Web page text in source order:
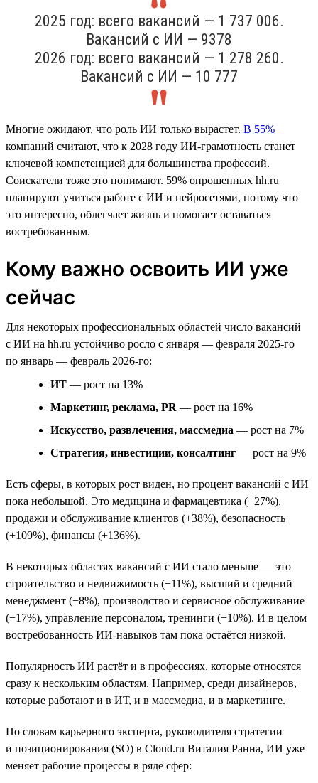
2025 год: всего вакансий — 1 737 006.
Вакансий с ИИ — 9378
2026 год: всего вакансий — 1 278 260.
Вакансий с ИИ — 10 777
Многие ожидают, что роль ИИ только вырастет. В 55%
компаний считают, что к 2028 году ИИ-грамотность станет
ключевой компетенцией для большинства профессий.
Соискатели тоже это понимают. 59% опрошенных hh.ru
планируют учиться работе с ИИ и нейросетями, потому что
это интересно, облегчает жизнь и помогает оставаться
востребованным.
Кому важно освоить ИИ уже
сейчас
Для некоторых профессиональных областей число вакансий
с ИИ на hh.ru устойчиво росло с января — февраля 2025-го
по январь — февраль 2026-го:
ИТ — рост на 13%
Маркетинг, реклама, PR — рост на 16%
Искусство, развлечения, массмедиа — рост на 7%
Стратегия, инвестиции, консалтинг — рост на 9%
Есть сферы, в которых рост виден, но процент вакансий с ИИ
пока небольшой. Это медицина и фармацевтика (+27%),
продажи и обслуживание клиентов (+38%), безопасность
(+109%), финансы (+136%).
В некоторых областях вакансий с ИИ стало меньше — это
строительство и недвижимость (−11%), высший и средний
менеджмент (−8%), производство и сервисное обслуживание
(−17%), управление персоналом, тренинги (−10%). И в целом
востребованность ИИ-навыков там пока остаётся низкой.
Популярность ИИ растёт и в профессиях, которые относятся
сразу к нескольким областям. Например, среди дизайнеров,
которые работают и в ИТ, и в массмедиа, и в маркетинге.
По словам карьерного эксперта, руководителя стратегии
и позиционирования (SO) в Cloud.ru Виталия Ранна, ИИ уже
меняет рабочие процессы в ряде сфер: